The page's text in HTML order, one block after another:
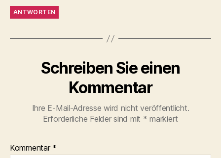
ANTWORTEN
Schreiben Sie einen
Kommentar
Ihre E-Mail-Adresse wird nicht veröffentlicht.
Erforderliche Felder sind mit * markiert
Kommentar *